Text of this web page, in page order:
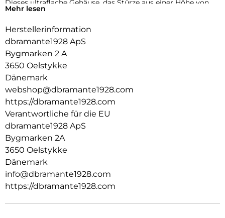
Dieses ultraflache Gehäuse, das Stürze aus einer Höhe von
bis zu 4 Metern übersteht, bietet maximalen Schutz ohne
für müheloses kabelloses Aufladen und macht Ihr Erlebnis
nahtlos und bequem. Wählen Sie Iceland Ultra D3O MagSafe
für den dünnsten und fortschrittlichsten Schutz Ihres
Telefons.
Mehr lesen
Herstellerinformation
dbramante1928 ApS
Bygmarken 2 A
3650 Oelstykke
Dänemark
webshop@dbramante1928.com
https://dbramante1928.com
Verantwortliche für die EU
dbramante1928 ApS
Bygmarken 2A
3650 Oelstykke
Dänemark
info@dbramante1928.com
https://dbramante1928.com